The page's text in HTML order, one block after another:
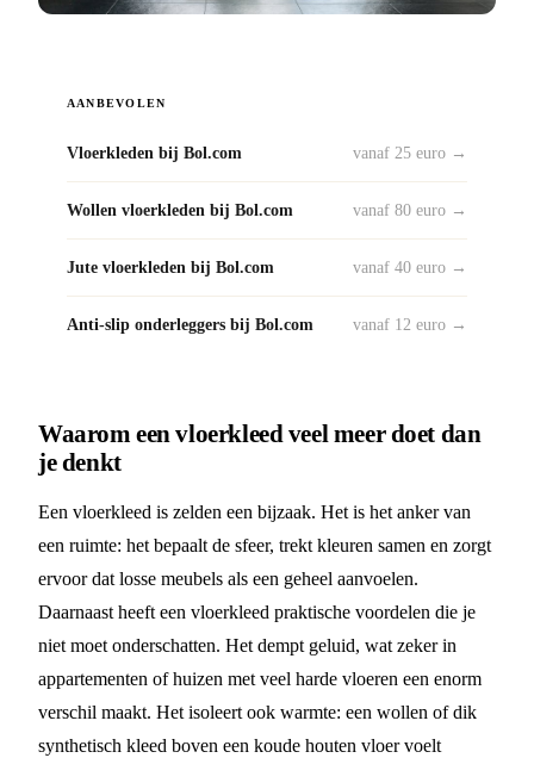
AANBEVOLEN
Vloerkleden bij Bol.com vanaf 25 euro →
Wollen vloerkleden bij Bol.com vanaf 80 euro →
Jute vloerkleden bij Bol.com vanaf 40 euro →
Anti-slip onderleggers bij Bol.com vanaf 12 euro →
Waarom een vloerkleed veel meer doet dan
je denkt
Een vloerkleed is zelden een bijzaak. Het is het anker van
een ruimte: het bepaalt de sfeer, trekt kleuren samen en zorgt
ervoor dat losse meubels als een geheel aanvoelen.
Daarnaast heeft een vloerkleed praktische voordelen die je
niet moet onderschatten. Het dempt geluid, wat zeker in
appartementen of huizen met veel harde vloeren een enorm
verschil maakt. Het isoleert ook warmte: een wollen of dik
synthetisch kleed boven een koude houten vloer voelt